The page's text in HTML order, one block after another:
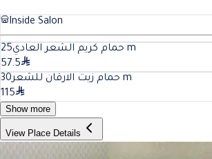
Inside Salon
حمام كريم الشعر العادي25
m
57.5
حمام زيت الارقان للشعر30
m
115
Show more
View Place Details